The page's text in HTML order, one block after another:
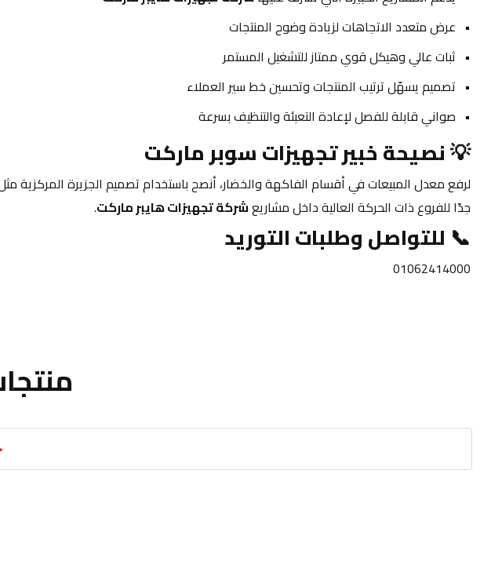
عرض متعدد الاتجاهات لزيادة وضوح المنتجات
ثبات عالي وهيكل قوي ممتاز للتشغيل المستمر
تصميم يسهّل ترتيب المنتجات وتحسين خط سير العملاء
صواني قابلة للفصل لإعادة التعبئة والتنظيف بسرعة
💡 نصيحة خبير تجهيزات سوبر ماركت
جدًا للفروع ذات الحركة العالية داخل مشاريع شركة تجهيزات هايبر ماركت.
📞 للتواصل وطلبات التوريد
01062414000